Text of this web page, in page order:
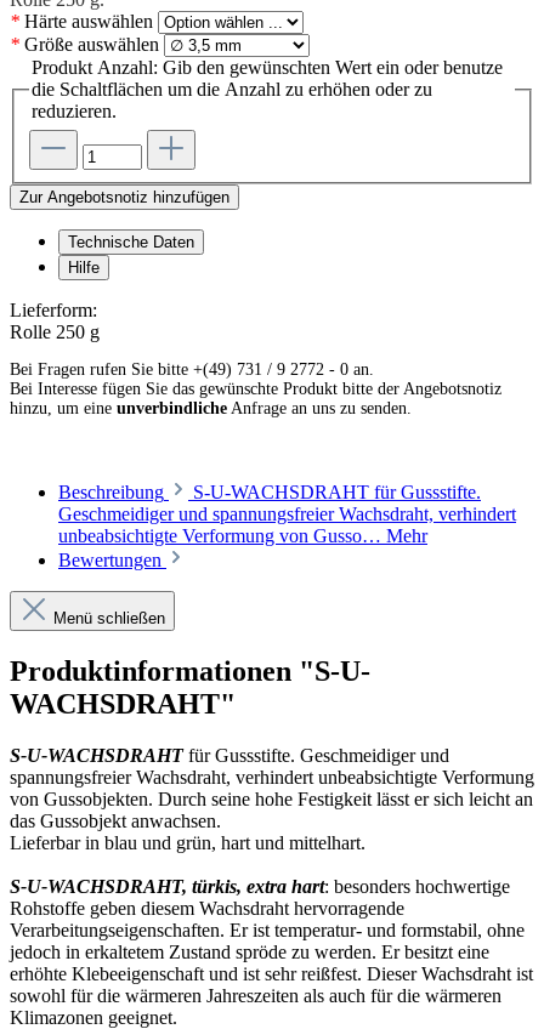
* Härte auswählen
* Größe auswählen
Produkt Anzahl: Gib den gewünschten Wert ein oder benutze
die Schaltflächen um die Anzahl zu erhöhen oder zu
reduzieren.
Zur Angebotsnotiz hinzufügen
Technische Daten
Hilfe
Lieferform:
Rolle 250 g
Bei Fragen rufen Sie bitte +(49) 731 / 9 2772 - 0 an.
Bei Interesse fügen Sie das gewünschte Produkt bitte der Angebotsnotiz
hinzu, um eine unverbindliche Anfrage an uns zu senden.
Beschreibung
S-U-WACHSDRAHT für Gussstifte.
Geschmeidiger und spannungsfreier Wachsdraht, verhindert
unbeabsichtigte Verformung von Gusso… Mehr
Bewertungen
Menü schließen
Produktinformationen "S-U-
WACHSDRAHT"
S-U-WACHSDRAHTfür Gussstifte. Geschmeidiger und
spannungsfreier Wachsdraht, verhindert unbeabsichtigte Verformung
von Gussobjekten. Durch seine hohe Festigkeit lässt er sich leicht an
das Gussobjekt anwachsen.
Lieferbar in blau und grün, hart und mittelhart.
S-U-WACHSDRAHT, türkis, extra hart: besonders hochwertige
Rohstoffe geben diesem Wachsdraht hervorragende
Verarbeitungseigenschaften. Er ist temperatur- und formstabil, ohne
jedoch in erkaltetem Zustand spröde zu werden. Er besitzt eine
erhöhte Klebeeigenschaft und ist sehr reißfest. Dieser Wachsdraht ist
sowohl für die wärmeren Jahreszeiten als auch für die wärmeren
Klimazonen geeignet.